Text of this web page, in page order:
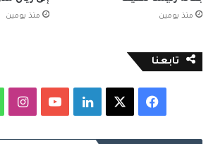
منذ يومين منذ يومين
تابعنا
فيسبوك لينكدإن‫YouTube